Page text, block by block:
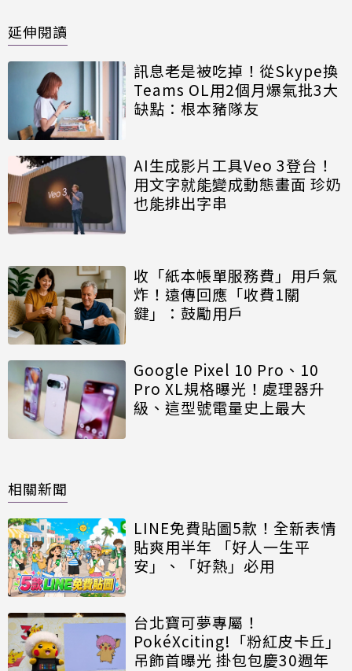
延伸閱讀
訊息老是被吃掉！從Skype換
Teams OL用2個月爆氣批3大
缺點：根本豬隊友
AI生成影片工具Veo 3登台！
用文字就能變成動態畫面 珍奶
也能排出字串
收「紙本帳單服務費」用戶氣
炸！遠傳回應「收費1關
鍵」：鼓勵用戶
Google Pixel 10 Pro、10
Pro XL規格曝光！處理器升
級、這型號電量史上最大
相關新聞
LINE免費貼圖5款！全新表情
貼爽用半年 「好人一生平
安」、「好熱」必用
台北寶可夢專屬！
PokéXciting!「粉紅皮卡丘」
吊飾首曝光 掛包包慶30週年